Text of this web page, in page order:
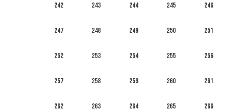
242 243 244 245 246
247 248 249 250 251
252 253 254 255 256
257 258 259 260 261
262 263 264 265 266